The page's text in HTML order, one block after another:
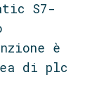
S7-
è
di plc